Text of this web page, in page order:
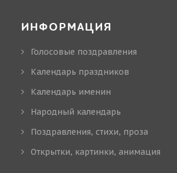
ИНФОРМАЦИЯ
Голосовые поздравления
Календарь праздников
Календарь именин
Народный календарь
Поздравления, стихи, проза
Открытки, картинки, анимация